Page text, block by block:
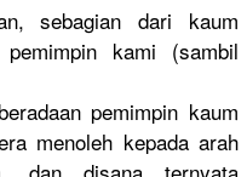
sebagian dari kaum
kami (sambil
pemimpin kaum
menoleh kepada arah